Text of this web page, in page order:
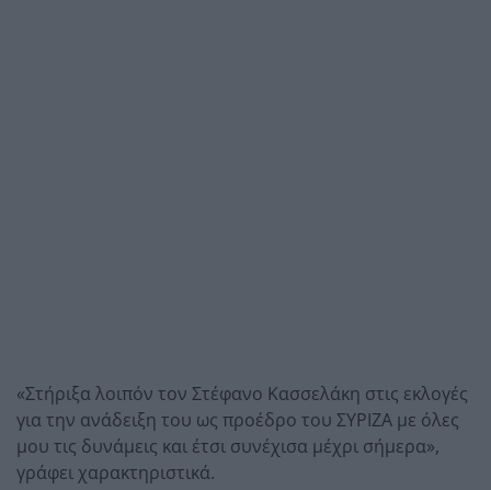
«Στήριξα λοιπόν τον Στέφανο Κασσελάκη στις εκλογές
για την ανάδειξη του ως προέδρο του ΣΥΡΙΖΑ με όλες
μου τις δυνάμεις και έτσι συνέχισα μέχρι σήμερα»,
γράφει χαρακτηριστικά.